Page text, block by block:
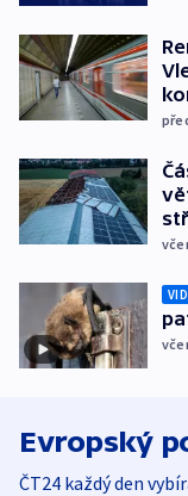
Evropský
ČT24 každý den